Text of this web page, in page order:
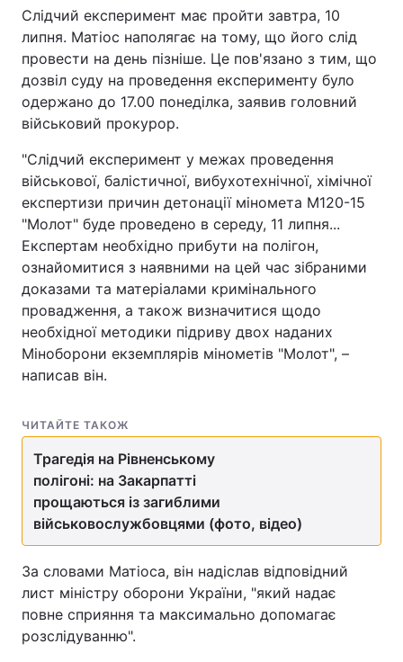
Слідчий експеримент має пройти завтра, 10
липня. Матіос наполягає на тому, що його слід
провести на день пізніше. Це пов'язано з тим, що
дозвіл суду на проведення експерименту було
одержано до 17.00 понеділка, заявив головний
військовий прокурор.
"Слідчий експеримент у межах проведення
військової, балістичної, вибухотехнічної, хімічної
експертизи причин детонації міномета М120-15
"Молот" буде проведено в середу, 11 липня...
Експертам необхідно прибути на полігон,
ознайомитися з наявними на цей час зібраними
доказами та матеріалами кримінального
провадження, а також визначитися щодо
необхідної методики підриву двох наданих
Міноборони екземплярів мінометів "Молот", –
написав він.
ЧИТАЙТЕ ТАКОЖ
Трагедія на Рівненському
полігоні: на Закарпатті
прощаються із загиблими
військовослужбовцями (фото, відео)
За словами Матіоса, він надіслав відповідний
лист міністру оборони України, "який надає
повне сприяння та максимально допомагає
розслідуванню".